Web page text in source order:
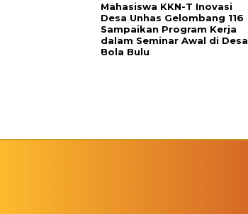
Mahasiswa KKN-T Inovasi
Desa Unhas Gelombang 116
Sampaikan Program Kerja
dalam Seminar Awal di Desa
Bola Bulu